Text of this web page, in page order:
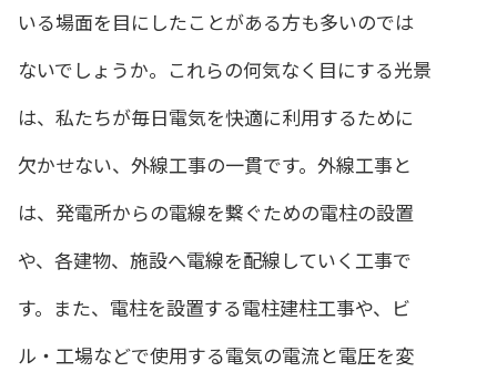
いる場面を目にしたことがある方も多いのでは
ないでしょうか。これらの何気なく目にする光景
は、私たちが毎日電気を快適に利用するために
欠かせない、外線工事の一貫です。外線工事と
は、発電所からの電線を繋ぐための電柱の設置
や、各建物、施設へ電線を配線していく工事で
す。また、電柱を設置する電柱建柱工事や、ビ
ル・工場などで使用する電気の電流と電圧を変